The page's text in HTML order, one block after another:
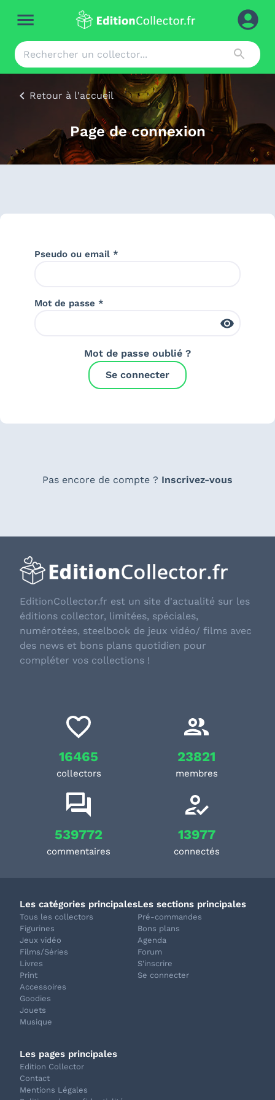
Retour à l'accueil
Page de connexion
Pseudo ou email *
Mot de passe *
Mot de passe oublié ?
Se connecter
Pas encore de compte ? Inscrivez-vous
EditionCollector.fr est un site d'actualité sur les
éditions collector, limitées, spéciales,
numérotées, steelbook de jeux vidéo/ films avec
des news et bons plans quotidien pour
compléter vos collections !
16465
collectors
23821
membres
539772
commentaires
13977
connectés
Les catégories principales
Tous les collectors
Figurines
Jeux vidéo
Films/Séries
Livres
Print
Accessoires
Goodies
Jouets
Musique
Les sections principales
Pré-commandes
Bons plans
Agenda
Forum
S'inscrire
Se connecter
Les pages principales
Edition Collector
Contact
Mentions Légales